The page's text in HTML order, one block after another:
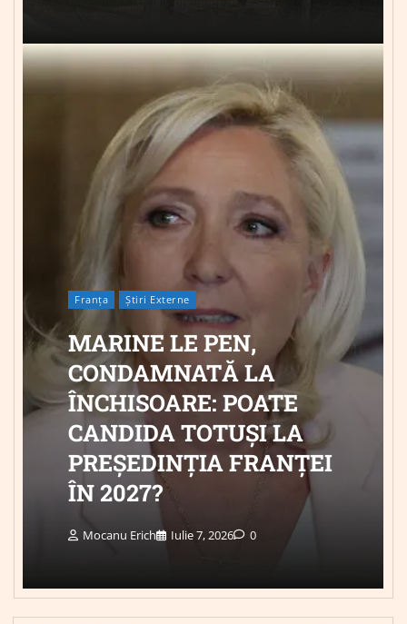
Franța Știri Externe
MARINE LE PEN,
CONDAMNATĂ LA
ÎNCHISOARE: POATE
CANDIDA TOTUȘI LA
PREȘEDINȚIA FRANȚEI
ÎN 2027?
Mocanu Erich Iulie 7, 2026 0